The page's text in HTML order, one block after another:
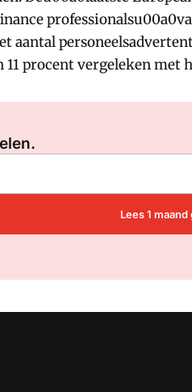
aantal
procent vergeleken met
Lees 1 maand